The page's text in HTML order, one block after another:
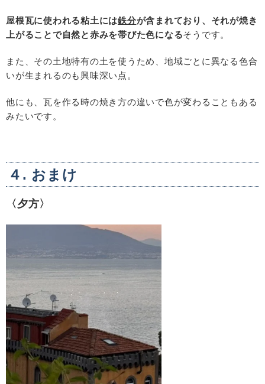
屋根瓦に使われる粘土には鉄分が含まれており、それが焼き
上がることで自然と赤みを帯びた色になるそうです。
また、その土地特有の土を使うため、地域ごとに異なる色合
いが生まれるのも興味深い点。
他にも、瓦を作る時の焼き方の違いで色が変わることもある
みたいです。
４. おまけ
〈夕方〉